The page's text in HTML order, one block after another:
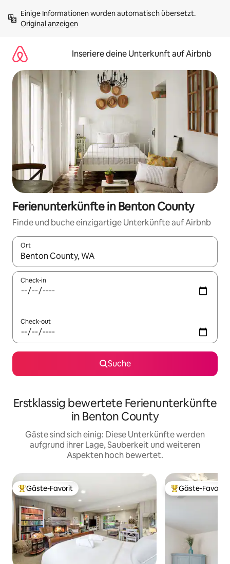
Inhalten
springenOriginal anzeigen
Inseriere deine Unterkunft auf Airbnb
Ferienunterkünfte in Benton County
Finde und buche einzigartige Unterkünfte auf Airbnb
Ort
Wenn Ergebnisse verfügbar sind, navigiere mit den
Check-in
Check-out
Suche
Erstklassig bewertete Ferienunterkünfte
in Benton County
Gäste sind sich einig: Diese Unterkünfte werden
aufgrund ihrer Lage, Sauberkeit und weiteren
Aspekten hoch bewertet.
Beliebter Gäste-Favorit.
Gäste-Favorit Beliebter Gäste-
Gäste-Favorit